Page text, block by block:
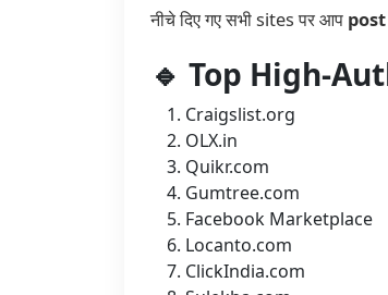
नीचे दिए गए सभी sites पर आप
🔹 Top High-
Craigslist.org
OLX.in
Quikr.com
Gumtree.com
Facebook Marketplace
Locanto.com
ClickIndia.com